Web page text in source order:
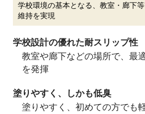
安全用品
会社案内
お問い合わせ
学校環境の基本となる、教室・廊下
維持を実現
学校設計の優れた耐スリップ性
教室や廊下などの場所で、最
を発揮
塗りやすく、しかも低臭
塗りやすく、初めての方でも